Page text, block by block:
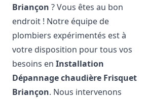
Briançon ? Vous êtes au bon
endroit ! Notre équipe de
plombiers expérimentés est à
votre disposition pour tous vos
besoins enInstallation
Dépannage chaudière Frisquet
Briançon. Nous intervenons